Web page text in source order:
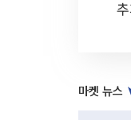
마켓 뉴스